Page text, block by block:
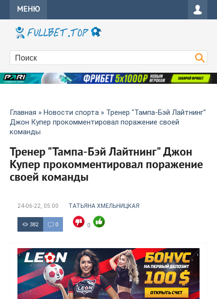
МЕНЮ
Главная » Новости спорта » Тренер "Тампа-Бэй Лайтнинг"
Джон Купер прокомментировал поражение своей
команды
Тренер "Тампа-Бэй Лайтнинг" Джон
Купер прокомментировал поражение
своей команды
24-06-22, 05:00 ТАТЬЯНА ХМЕЛЬНИЦКАЯ
382 0 0